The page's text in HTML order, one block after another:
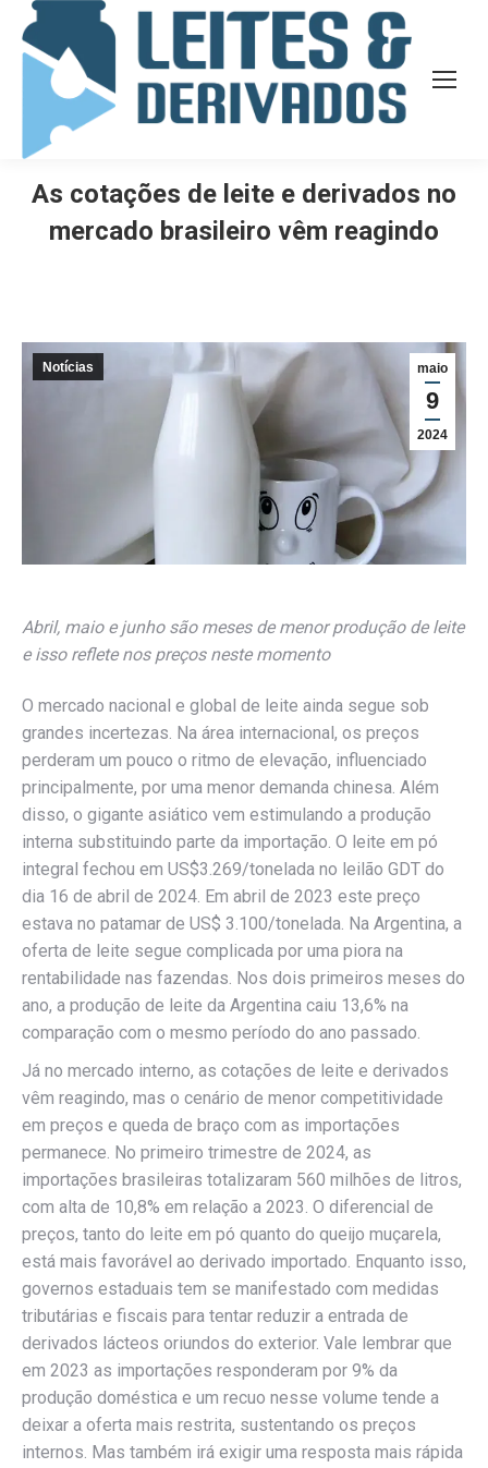
As cotações de leite e derivados no
mercado brasileiro vêm reagindo
maio
9
2024
Notícias
Abril, maio e junho são meses de menor produção de leite
e isso reflete nos preços neste momento
O mercado nacional e global de leite ainda segue sob
grandes incertezas. Na área internacional, os preços
perderam um pouco o ritmo de elevação, influenciado
principalmente, por uma menor demanda chinesa. Além
disso, o gigante asiático vem estimulando a produção
interna substituindo parte da importação. O leite em pó
integral fechou em US$3.269/tonelada no leilão GDT do
dia 16 de abril de 2024. Em abril de 2023 este preço
estava no patamar de US$ 3.100/tonelada. Na Argentina, a
oferta de leite segue complicada por uma piora na
rentabilidade nas fazendas. Nos dois primeiros meses do
ano, a produção de leite da Argentina caiu 13,6% na
comparação com o mesmo período do ano passado.
Já no mercado interno, as cotações de leite e derivados
vêm reagindo, mas o cenário de menor competitividade
em preços e queda de braço com as importações
permanece. No primeiro trimestre de 2024, as
importações brasileiras totalizaram 560 milhões de litros,
com alta de 10,8% em relação a 2023. O diferencial de
preços, tanto do leite em pó quanto do queijo muçarela,
está mais favorável ao derivado importado. Enquanto isso,
governos estaduais tem se manifestado com medidas
tributárias e fiscais para tentar reduzir a entrada de
derivados lácteos oriundos do exterior. Vale lembrar que
em 2023 as importações responderam por 9% da
produção doméstica e um recuo nesse volume tende a
deixar a oferta mais restrita, sustentando os preços
internos. Mas também irá exigir uma resposta mais rápida